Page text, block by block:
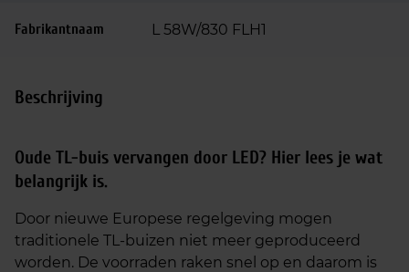
Fabrikantnaam L 58W/830 FLH1
Beschrijving
Oude TL-buis vervangen door LED? Hier lees je wat
belangrijk is.
Door nieuwe Europese regelgeving mogen
traditionele TL-buizen niet meer geproduceerd
worden. De voorraden raken snel op en daarom is